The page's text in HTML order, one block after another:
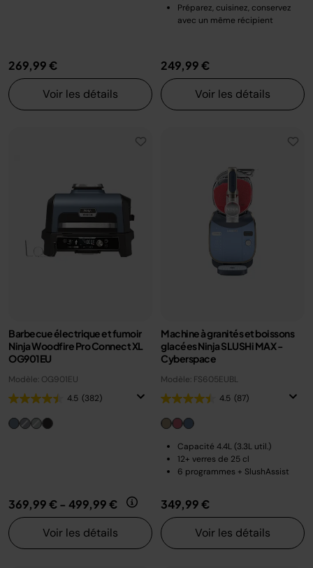
269,99 €
Voir les détails
Préparez, cuisinez, conservez
avec un même récipient
249,99 €
Voir les détails
Barbecue électrique et fumoir
Ninja Woodfire Pro Connect XL
OG901EU
Modèle: OG901EU
4.5 (382)
369,99 €- 499,99 €
Voir les détails
Machine à granités et boissons
glacées Ninja SLUSHi MAX -
Cyberspace
Modèle: FS605EUBL
4.5 (87)
Capacité 4.4L (3.3L util.)
12+ verres de 25 cl
6 programmes + SlushAssist
349,99 €
Voir les détails